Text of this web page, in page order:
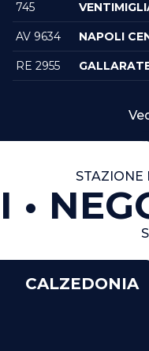
745
AV 9634 NAPOLI
RE 2955
STAZIONE
CALZEDONIA